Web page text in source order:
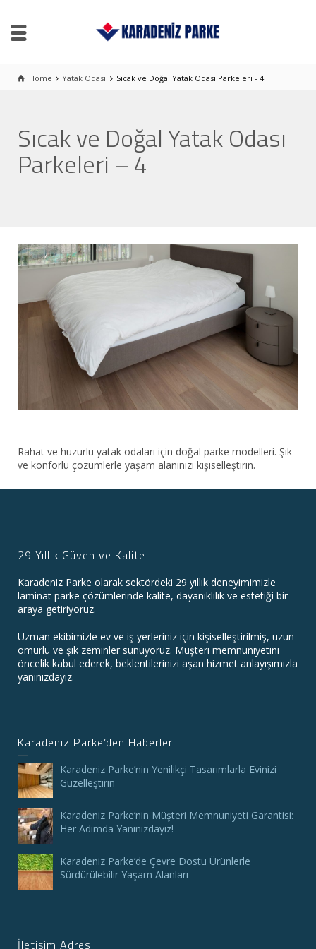
Home Yatak Odası Sıcak ve Doğal Yatak Odası Parkeleri - 4
Sıcak ve Doğal Yatak Odası
Parkeleri – 4
Rahat ve huzurlu yatak odaları için doğal parke modelleri. Şık
ve konforlu çözümlerle yaşam alanınızı kişiselleştirin.
29 Yıllık Güven ve Kalite
Karadeniz Parke olarak sektördeki 29 yıllık deneyimimizle
laminat parke çözümlerinde kalite, dayanıklılık ve estetiği bir
araya getiriyoruz.
Uzman ekibimizle ev ve iş yerleriniz için kişiselleştirilmiş, uzun
ömürlü ve şık zeminler sunuyoruz. Müşteri memnuniyetini
öncelik kabul ederek, beklentilerinizi aşan hizmet anlayışımızla
yanınızdayız.
Karadeniz Parke’den Haberler
Karadeniz Parke’nin Yenilikçi Tasarımlarla Evinizi
Güzelleştirin
Karadeniz Parke’nin Müşteri Memnuniyeti Garantisi:
Her Adımda Yanınızdayız!
Karadeniz Parke’de Çevre Dostu Ürünlerle
Sürdürülebilir Yaşam Alanları
İletişim Adresi